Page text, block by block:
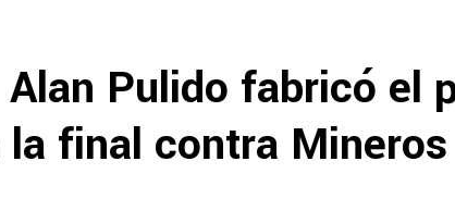
Pulido fabricó el
final contra